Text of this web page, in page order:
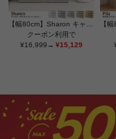
クーポン利用で
¥16,999→ ¥15,129